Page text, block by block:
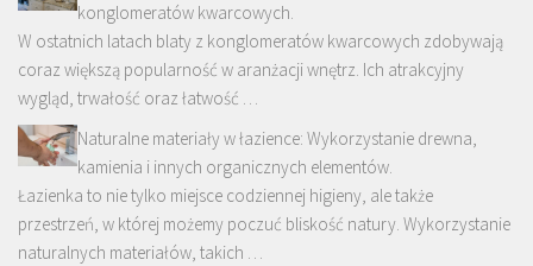
konglomeratów kwarcowych.
W ostatnich latach blaty z konglomeratów kwarcowych zdobywają
coraz większą popularność w aranżacji wnętrz. Ich atrakcyjny
wygląd, trwałość oraz łatwość …
Naturalne materiały w łazience: Wykorzystanie drewna,
kamienia i innych organicznych elementów.
Łazienka to nie tylko miejsce codziennej higieny, ale także
przestrzeń, w której możemy poczuć bliskość natury. Wykorzystanie
naturalnych materiałów, takich …